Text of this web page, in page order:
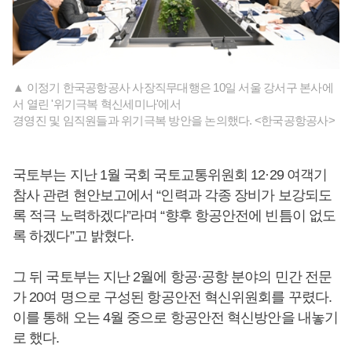
▲ 이정기 한국공항공사 사장직무대행은 10일 서울 강서구 본사에
서 열린 '위기극복 혁신세미나'에서
경영진 및 임직원들과 위기극복 방안을 논의했다. <한국공항공사>
국토부는 지난 1월 국회 국토교통위원회 12·29 여객기
참사 관련 현안보고에서 “인력과 각종 장비가 보강되도
록 적극 노력하겠다”라며 “향후 항공안전에 빈틈이 없도
록 하겠다”고 밝혔다.
그 뒤 국토부는 지난 2월에 항공·공항 분야의 민간 전문
가 20여 명으로 구성된 항공안전 혁신위원회를 꾸렸다.
이를 통해 오는 4월 중으로 항공안전 혁신방안을 내놓기
로 했다.